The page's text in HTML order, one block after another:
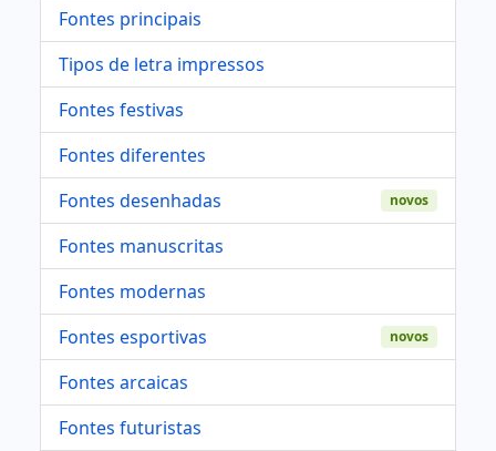
Fontes principais
Tipos de letra impressos
Fontes festivas
Fontes diferentes
Fontes desenhadas
novos
Fontes manuscritas
Fontes modernas
Fontes esportivas
novos
Fontes arcaicas
Fontes futuristas